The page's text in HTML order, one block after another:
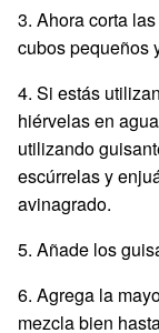
3. Ahora corta
cubos pequeños
4. Si estás
hiérvelas en
utilizando
escúrrelas y
avinagrado.
5. Añade los
6. Agrega la
mezcla bien